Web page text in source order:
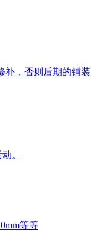
补，否则后期的铺装
。
等等